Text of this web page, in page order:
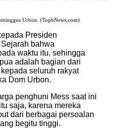
Urbon. (TopbNews.com)
Presiden
bahwa
waktu itu, sehingga
adalah bagian dari
seluruh rakyat
Dom Urbon.
penghuni Mess saat ini
saja, karena mereka
dari berbagai persoalan
begitu tinggi.